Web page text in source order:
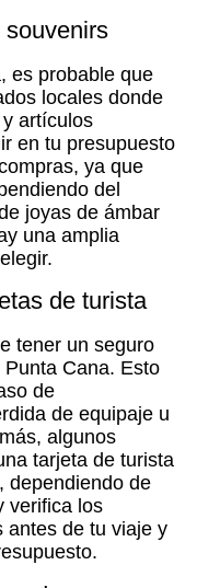
souvenirs
es probable que
locales donde
artículos
en tu presupuesto
ya que
del
joyas de ámbar
una amplia
de turista
tener un seguro
Cana. Esto
de
de equipaje u
algunos
tarjeta de turista
dependiendo de
verifica los
antes de tu viaje y